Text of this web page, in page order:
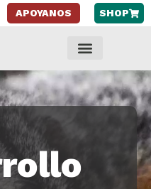
APOYANOS SHOP